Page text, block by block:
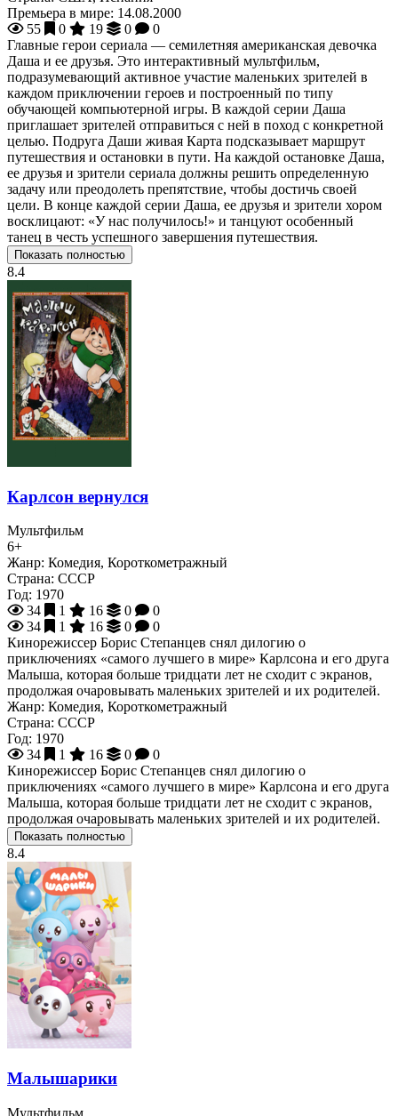
Премьера в мире: 14.08.2000
55
0 19 0
0
Главные герои сериала — семилетняя американская девочка
Даша и ее друзья. Это интерактивный мультфильм,
подразумевающий активное участие маленьких зрителей в
каждом приключении героев и построенный по типу
обучающей компьютерной игры. В каждой серии Даша
приглашает зрителей отправиться с ней в поход с конкретной
целью. Подруга Даши живая Карта подсказывает маршрут
путешествия и остановки в пути. На каждой остановке Даша,
ее друзья и зрители сериала должны решить определенную
задачу или преодолеть препятствие, чтобы достичь своей
цели. В конце каждой серии Даша, ее друзья и зрители хором
восклицают: «У нас получилось!» и танцуют особенный
танец в честь успешного завершения путешествия.
Показать полностью
8.4
Карлсон вернулся
Мультфильм
6+
Жанр: Комедия, Короткометражный
Страна: СССР
Год: 1970
34
1 16 0
0
34
1 16 0
0
Кинорежиссер Борис Степанцев снял дилогию о
приключениях «самого лучшего в мире» Карлсона и его друга
Малыша, которая больше тридцати лет не сходит с экранов,
продолжая очаровывать маленьких зрителей и их родителей.
Жанр: Комедия, Короткометражный
Страна: СССР
Год: 1970
34
1 16 0
0
Кинорежиссер Борис Степанцев снял дилогию о
приключениях «самого лучшего в мире» Карлсона и его друга
Малыша, которая больше тридцати лет не сходит с экранов,
продолжая очаровывать маленьких зрителей и их родителей.
Показать полностью
8.4
Малышарики
Мультфильм